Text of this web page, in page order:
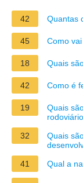
42 Quantas
45 Como
18 Quais
42 Como é
19
Quais
32
Quais
41
Qual a